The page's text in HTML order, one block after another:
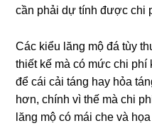
cần phải dự tính được chi
Các kiểu lăng mộ đá tùy
thiết kế mà có mức chi
để cái cải táng hay hỏa
hơn, chính vì thế mà chi
lăng mộ có mái che và